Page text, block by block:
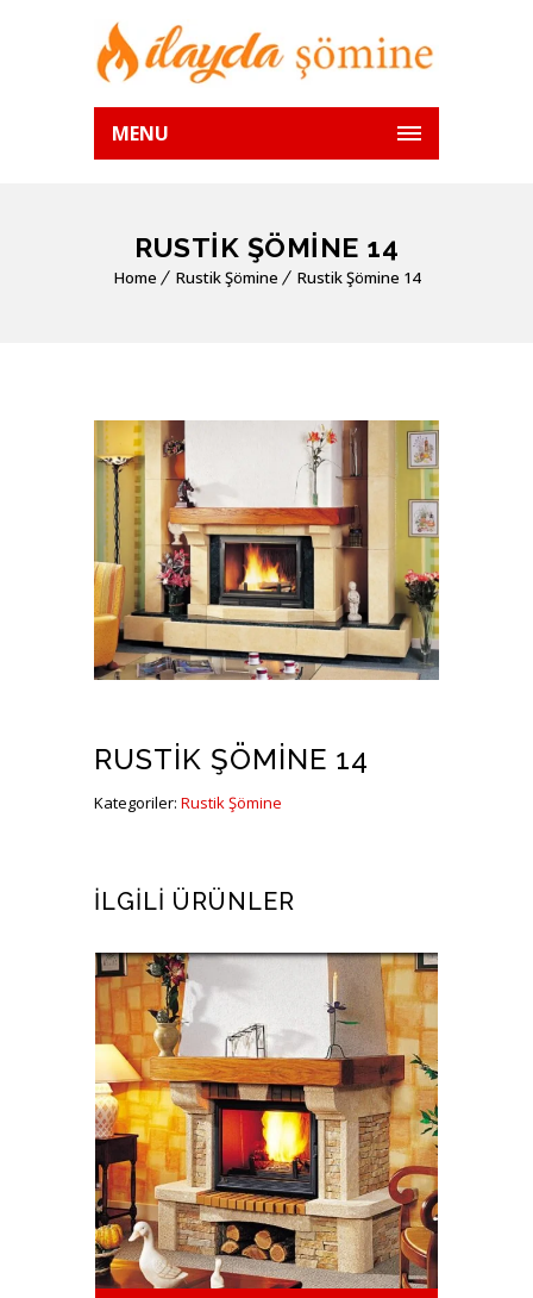
MENU
RUSTIK ŞÖMINE 14
Home Rustik Şömine Rustik Şömine 14
RUSTIK ŞÖMINE 14
Kategoriler: Rustik Şömine
İLGILI ÜRÜNLER